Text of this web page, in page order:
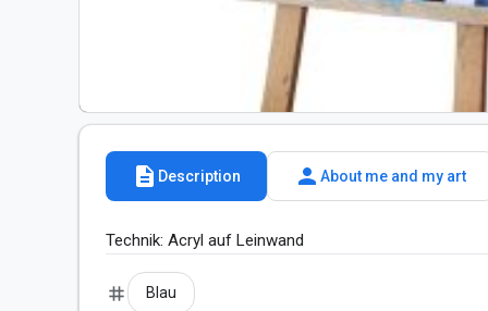
description Description person About me and my art
Technik: Acryl auf Leinwand
tag Blau